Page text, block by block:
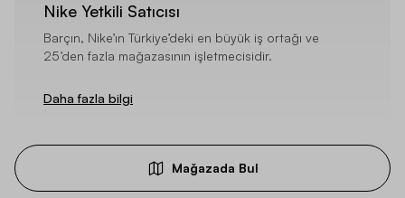
Nike Yetkili Satıcısı
Barçın, Nike’ın Türkiye’deki en büyük iş ortağı ve
25’den fazla mağazasının işletmecisidir.
Daha fazla bilgi
Mağazada Bul